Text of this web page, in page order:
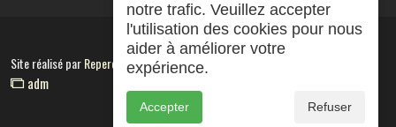
Site réalisé parRepereCom
adm
notre trafic. Veuillez accepter
l'utilisation des cookies pour nous
aider à améliorer votre
expérience.
Accepter Refuser